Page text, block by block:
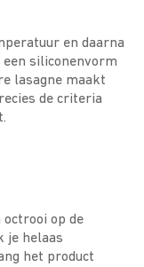
en daarna
siliconenvorm
lasagne maakt
de criteria
op de
je helaas
het product